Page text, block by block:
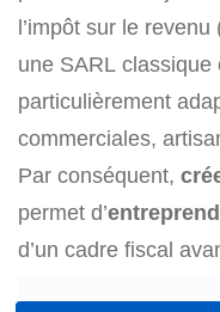
l’impôt sur le
une SARL
particulièrement
commerciales,
Par conséquent,
permet d’
d’un cadre fiscal